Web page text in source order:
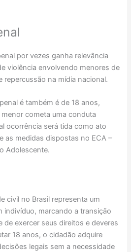
por vezes ganha relevância
violência envolvendo menores de
repercussão na mídia nacional.
é também é de 18 anos,
cometa uma conduta
ocorrência será tida como ato
as medidas dispostas no ECA –
Adolescente.
civil no Brasil representa um
indivíduo, marcando a transição
de exercer seus direitos e deveres
18 anos, o cidadão adquire
legais sem a necessidade